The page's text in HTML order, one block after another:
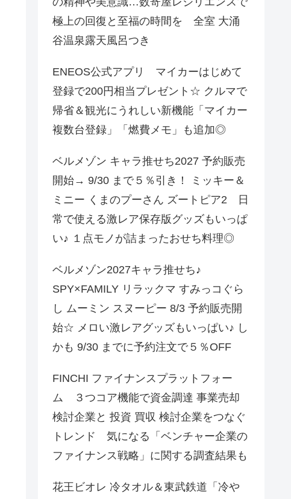
極上の回復と至福の時間を 全室 大涌
谷温泉露天風呂つき
ENEOS公式アプリ マイカーはじめて
登録で200円相当プレゼント☆ クルマで
帰省＆観光にうれしい新機能「マイカー
複数台登録」「燃費メモ」も追加◎
ベルメゾン キャラ推せち2027 予約販売
開始→ 9/30 まで５％引き！ ミッキー＆
ミニー くまのプーさん ズートピア2 日
常で使える激レア保存版グッズもいっぱ
い♪ １点モノが詰まったおせち料理◎
ベルメゾン2027キャラ推せち♪
SPY×FAMILY リラックマ すみっコぐら
し ムーミン スヌーピー 8/3 予約販売開
始☆ メロい激レアグッズもいっぱい♪ し
かも 9/30 までに予約注文で５％OFF
FINCHI ファイナンスプラットフォー
ム ３つコア機能で資金調達 事業売却
検討企業と 投資 買収 検討企業をつなぐ
トレンド 気になる「ベンチャー企業の
ファイナンス戦略」に関する調査結果も
花王ビオレ 冷タオル＆東武鉄道「冷や